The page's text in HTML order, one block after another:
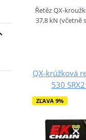
Řetěz QX-
37,8 kN (včetně
QX-krúžková
530
ZĽAVA 9%